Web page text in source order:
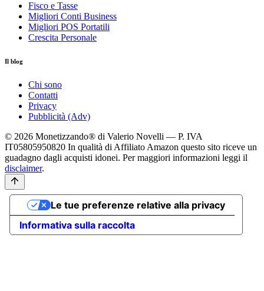
Fisco e Tasse
Migliori Conti Business
Migliori POS Portatili
Crescita Personale
Il blog
Chi sono
Contatti
Privacy
Pubblicità (Adv)
© 2026 Monetizzando® di Valerio Novelli — P. IVA
IT05805950820 In qualità di Affiliato Amazon questo sito riceve un
guadagno dagli acquisti idonei. Per maggiori informazioni leggi il
disclaimer.
Informativa sulla raccolta
Le tue preferenze relative alla privacy